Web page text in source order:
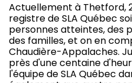
Actuellement à Thetford,
registre de SLA Québec
personnes atteintes, des
des familles, et on en
Chaudière-Appalaches.
près d'une centaine
l'équipe de SLA Québec